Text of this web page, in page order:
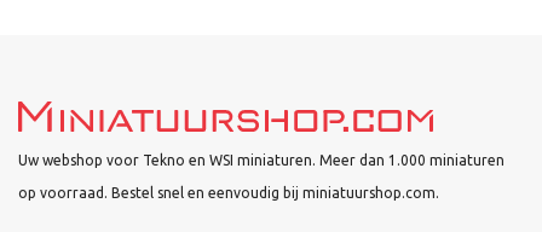
Uw webshop voor Tekno en WSI miniaturen. Meer dan 1.000 miniaturen
op voorraad. Bestel snel en eenvoudig bij miniatuurshop.com.